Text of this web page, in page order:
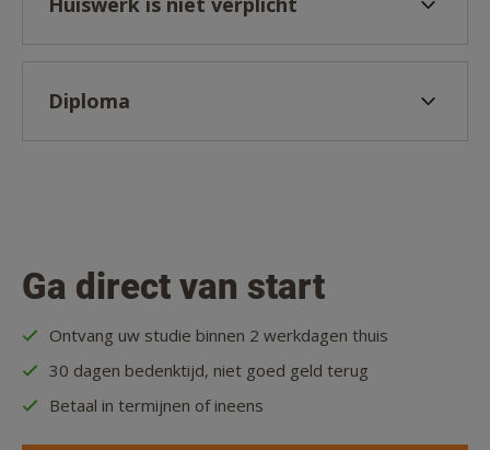
Diploma
Ga direct van start
Ontvang uw studie binnen 2 werkdagen thuis
30 dagen bedenktijd, niet goed geld terug
Betaal in termijnen of ineens